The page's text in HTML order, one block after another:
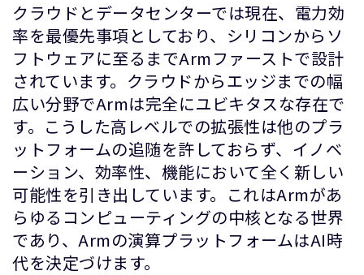
クラウドとデータセンターでは現在、電力効
率を最優先事項としており、シリコンからソ
フトウェアに至るまでArmファーストで設計
されています。クラウドからエッジまでの幅
広い分野でArmは完全にユビキタスな存在で
す。こうした高レベルでの拡張性は他のプラ
ットフォームの追随を許しておらず、イノベ
ーション、効率性、機能において全く新しい
可能性を引き出しています。これはArmがあ
らゆるコンピューティングの中核となる世界
であり、Armの演算プラットフォームはAI時
代を決定づけます。